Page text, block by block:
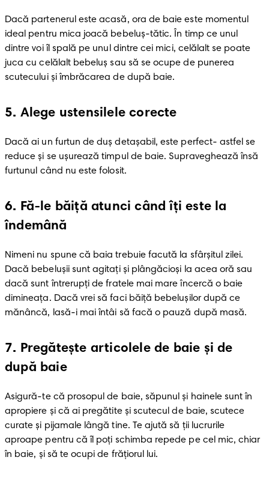
Dacă partenerul este acasă, ora de baie este momentul
ideal pentru mica joacă bebeluș-tătic. În timp ce unul
dintre voi îl spală pe unul dintre cei mici, celălalt se poate
juca cu celălalt bebeluș sau să se ocupe de punerea
scutecului și îmbrăcarea de după baie.
5. Alege ustensilele corecte
Dacă ai un furtun de duș detașabil, este perfect- astfel se
reduce și se ușurează timpul de baie. Supraveghează însă
furtunul când nu este folosit.
6. Fă-le băiță atunci când îți este la
îndemână
Nimeni nu spune că baia trebuie facută la sfârșitul zilei.
Dacă bebelușii sunt agitați și plângăcioși la acea oră sau
dacă sunt întrerupți de fratele mai mare încercă o baie
dimineața. Dacă vrei să faci băiță bebelușilor după ce
mănâncă, lasă-i mai întâi să facă o pauză după masă.
7. Pregătește articolele de baie și de
după baie
Asigură-te că prosopul de baie, săpunul și hainele sunt în
apropiere și că ai pregătite și scutecul de baie, scutece
curate și pijamale lângă tine. Te ajută să ții lucrurile
aproape pentru că îl poți schimba repede pe cel mic, chiar
în baie, și să te ocupi de frățiorul lui.